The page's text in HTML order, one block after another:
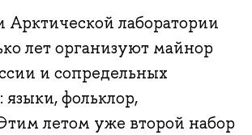
лаборатории
лет организуют майнор
и сопредельных
фольклор,
летом уже второй набор